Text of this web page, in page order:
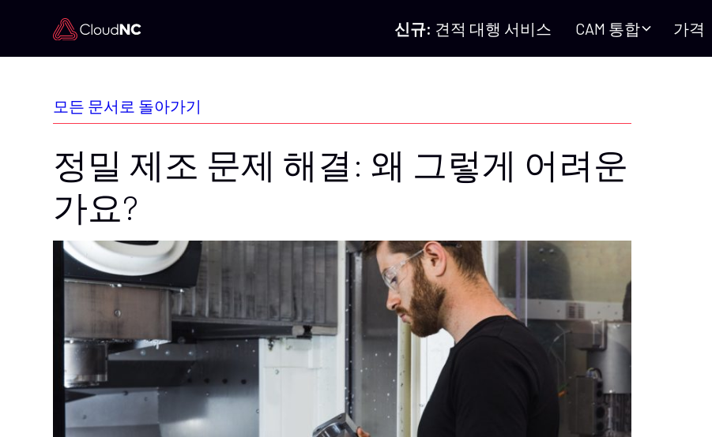
신규: 견적 대행 서비스 CAM 통합 가격
모든 문서로 돌아가기
정밀 제조 문제 해결: 왜 그렇게 어려운
가요?